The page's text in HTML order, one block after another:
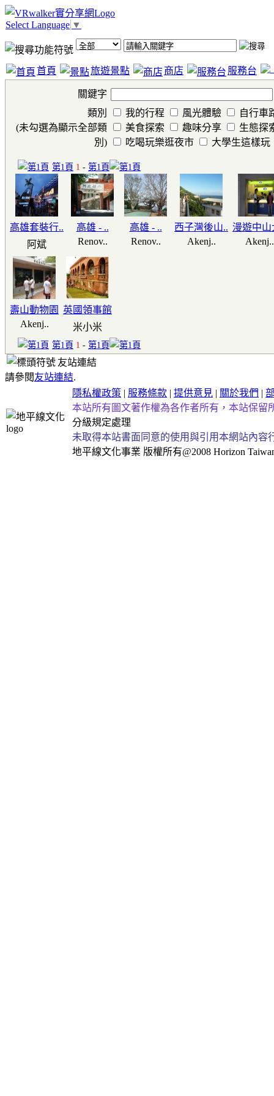
Select Language ▼
首頁 旅遊景點 商店 服務台
關鍵字
類別
(未勾選為顯示全部類
別)
我的行程 風光體驗
自行車
美食探索
趣味分享
生態探
吃喝玩樂逛夜市
大學生這樣玩
第1頁 1 - 第1頁
高雄套裝行..
阿斌
高雄 - ..
Renov..
高雄 - ..
Renov..
西子灣後山..
Akenj..
漫遊中山
Akenj..
壽山動物園
Akenj..
英國領事館
米小米
第1頁 1 - 第1頁
友站連結
請參閱友站連結.
隱私權政策 | 服務條款 | 提供意見 | 關於我們 |
本站所有圖文著作權為各作者所有，本站保留
分級規定處理
未取得本站書面同意的使用與引用本網站內
地平線文化事業 版權所有@2008 Horizon